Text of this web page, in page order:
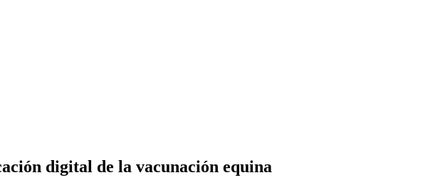
digital de la vacunación equina